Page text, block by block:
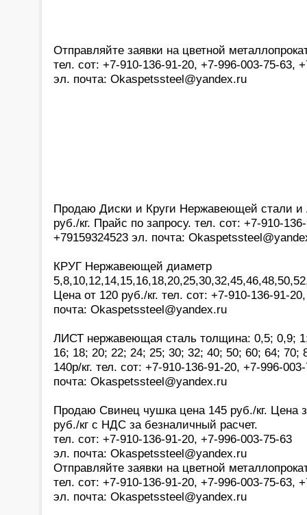
Отправляйте заявки на цветной
тел. сот: +7-910-136-91-20, +7-996-003-75-63,
эл. почта: Okaspetssteel@yandex.ru
Продаю Диски и Круги Нержавеющей стали
руб./кг. Прайс по запросу. тел. сот: +7-910-
+79159324523 эл. почта:
КРУГ Нержавеющей диаметр
Цена от 120 руб./кг. тел. сот: +7-910-136-91-
почта: Okaspetssteel@yandex.ru
ЛИСТ нержавеющая сталь толщина: 0,5; 0,9;
16; 18; 20; 22; 24; 25; 30; 32; 40; 50; 60; 64;
140р/кг. тел. сот: +7-910-136-91-20, +7-996-
почта: Okaspetssteel@yandex.ru
Продаю Свинец чушка цена 145 руб./кг. Цена
руб./кг с НДС за безналичный расчет.
тел. сот: +7-910-136-91-20, +7-996-003-75-63
эл. почта: Okaspetssteel@yandex.ru
Отправляйте заявки на цветной
тел. сот: +7-910-136-91-20, +7-996-003-75-63,
эл. почта: Okaspetssteel@yandex.ru